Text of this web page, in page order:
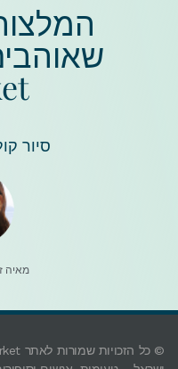
סיור
מאיה